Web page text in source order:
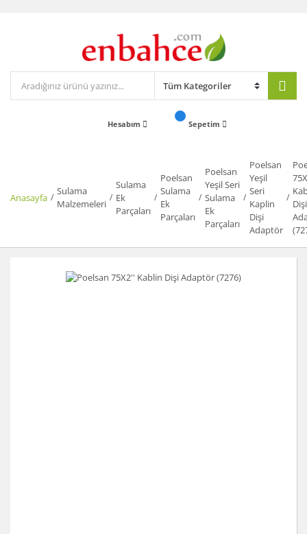
Hesabım Sepetim
Anasayfa
Sulama
Malzemeleri
Sulama
Ek
Parçaları
Poelsan
Sulama
Ek
Parçaları
Poelsan
Yeşil Seri
Sulama
Ek
Parçaları
Poelsan
Yeşil
Seri
Kaplin
Dişi
Adaptör
Dişi